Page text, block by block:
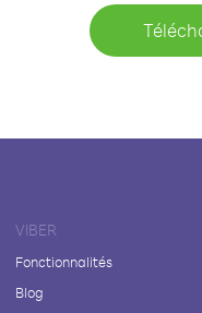
VIBER
Fonctionnalités
Blog